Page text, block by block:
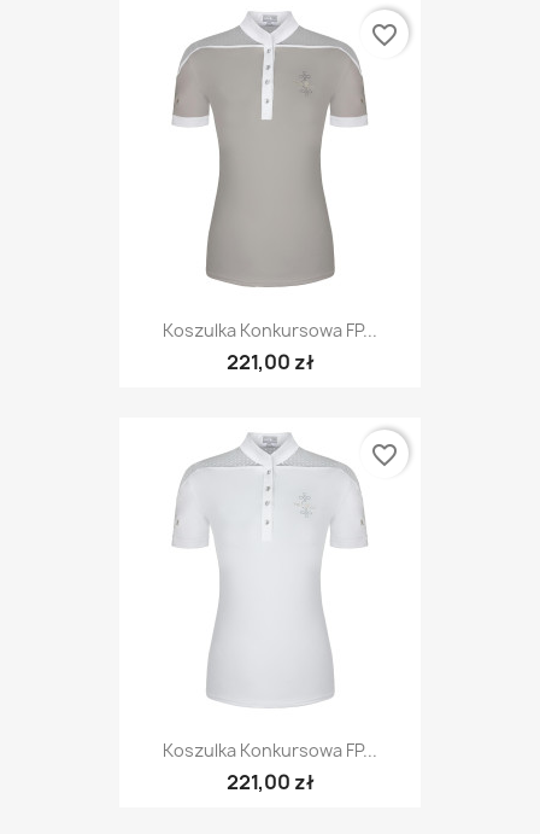
Koszulka Konkursowa FP...
221,00 zł
favorite_border
Koszulka Konkursowa FP...
221,00 zł
favorite_border